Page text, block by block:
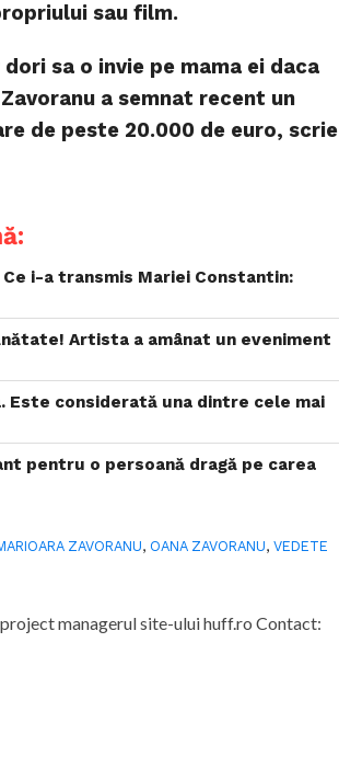
sau film.
sa o invie pe mama ei daca
a semnat recent un
de peste 20.000 de euro, scrie
i-a transmis Mariei Constantin:
Artista a amânat un eveniment
Este considerată una dintre cele mai
pentru o persoană dragă pe carea
ZAVORANU, OANA ZAVORANU,VEDETE
managerul site-ului huff.ro Contact: